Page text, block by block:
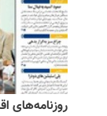
روزنامه‌های